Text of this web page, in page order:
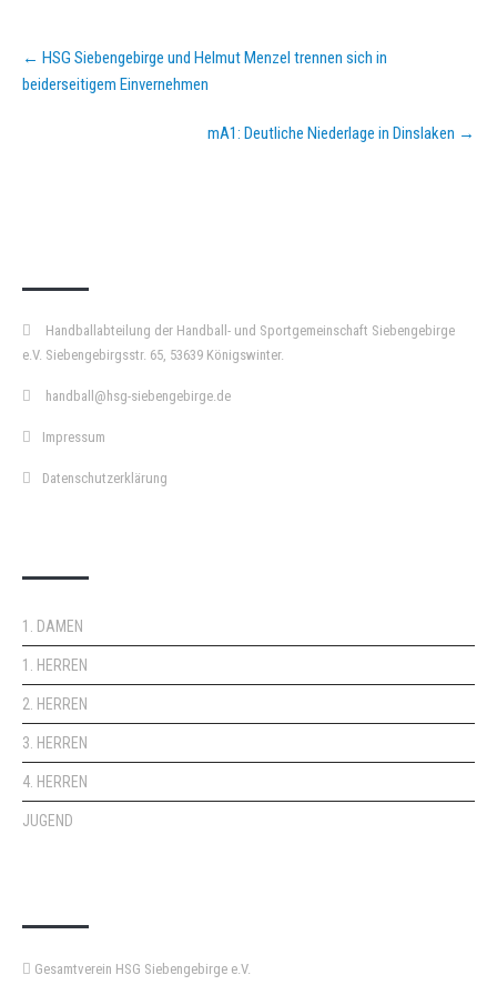
Post
navigation
← HSG Siebengebirge und Helmut Menzel trennen sich in
beiderseitigem Einvernehmen
mA1: Deutliche Niederlage in Dinslaken →
Handballabteilung der Handball- und Sportgemeinschaft Siebengebirge
e.V. Siebengebirgsstr. 65, 53639 Königswinter.
handball@hsg-siebengebirge.de
Impressum
Datenschutzerklärung
1. DAMEN
1. HERREN
2. HERREN
3. HERREN
4. HERREN
JUGEND
Gesamtverein HSG Siebengebirge e.V.